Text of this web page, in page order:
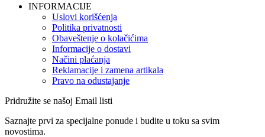
INFORMACIJE
Uslovi korišćenja
Politika privatnosti
Obaveštenje o kolačićima
Informacije o dostavi
Načini plaćanja
Reklamacije i zamena artikala
Pravo na odustajanje
Pridružite se našoj Email listi
Saznajte prvi za specijalne ponude i budite u toku sa svim
novostima.